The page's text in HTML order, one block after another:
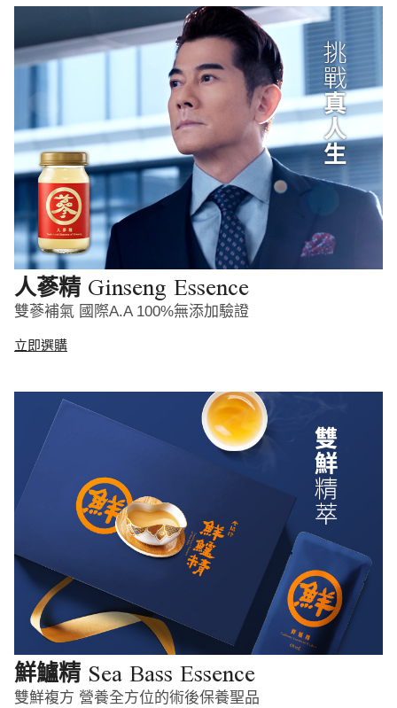
人蔘精 Ginseng Essence
雙蔘補氣 國際A.A 100%無添加驗證
立即選購
鮮鱸精 Sea Bass Essence
雙鮮複方 營養全方位的術後保養聖品